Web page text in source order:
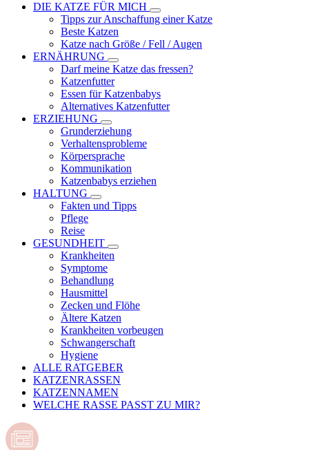
DIE KATZE FÜR MICH
Tipps zur Anschaffung einer Katze
Beste Katzen
Katze nach Größe / Fell / Augen
ERNÄHRUNG
Darf meine Katze das fressen?
Katzenfutter
Essen für Katzenbabys
Alternatives Katzenfutter
ERZIEHUNG
Grunderziehung
Verhaltensprobleme
Körpersprache
Kommunikation
Katzenbabys erziehen
HALTUNG
Fakten und Tipps
Pflege
Reise
GESUNDHEIT
Krankheiten
Symptome
Behandlung
Hausmittel
Zecken und Flöhe
Ältere Katzen
Krankheiten vorbeugen
Schwangerschaft
Hygiene
ALLE RATGEBER
KATZENRASSEN
KATZENNAMEN
WELCHE RASSE PASST ZU MIR?